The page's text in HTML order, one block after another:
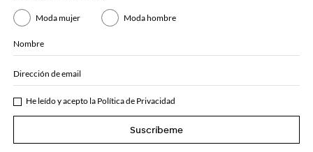
Moda mujer Moda hombre
Nombre
Dirección de email
He leído y acepto la Política de Privacidad
Suscríbeme